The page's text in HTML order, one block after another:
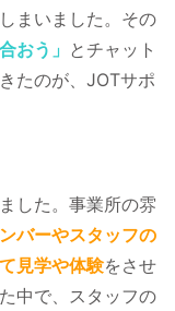
まいました。その
おう」 とチャット
たのが、JOTサポ
した。事業所の雰
バーやスタッフの
見学や体験をさせ
中で、スタッフの